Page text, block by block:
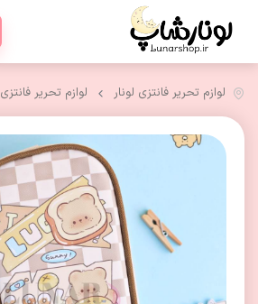
لوازم تحریر فانتزی لونار لوازم تحریر فانتزی